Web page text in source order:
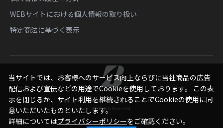
WEBサイトにおける個人情報の取り扱い
特定商法に基づく表示
Copyright © Bridgestone Sports Sales Japan Co., Ltd.
All Rights Reserved.
当サイトでは、お客様へのサービス向上ならびに当社商品の広告
配信および宣伝などの用途でCookieを使用しております。 この表
示を閉じるか、サイト利用を継続されることでCookieの使用に同
意いただいたものといたします。
詳細についてはプライバシーポリシーをご確認ください。